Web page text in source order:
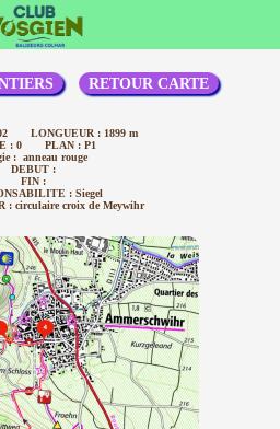
RETOUR CARTE
LONGUEUR : 1899 m
: 0 PLAN : P1
: anneau rouge
DEBUT :
FIN :
: Siegel
: circulaire croix de Meywihr